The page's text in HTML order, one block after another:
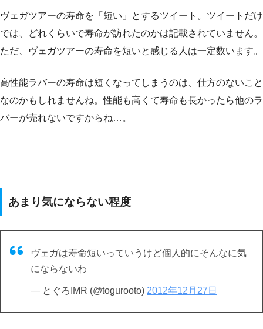
ヴェガツアーの寿命を「短い」とするツイート。ツイートだけ
では、どれくらいで寿命が訪れたのかは記載されていません。
ただ、ヴェガツアーの寿命を短いと感じる人は一定数います。
高性能ラバーの寿命は短くなってしまうのは、仕方のないこと
なのかもしれませんね。性能も高くて寿命も長かったら他のラ
バーが売れないですからね…。
あまり気にならない程度
ヴェガは寿命短いっていうけど個人的にそんなに気
にならないわ
— とぐろIMR (@togurooto) 2012年12月27日